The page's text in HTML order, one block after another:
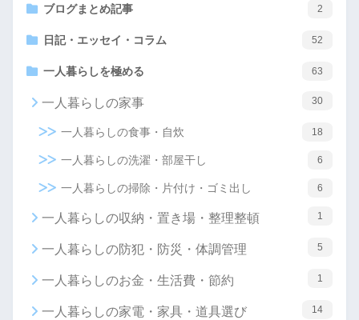
ブログまとめ記事 2
日記・エッセイ・コラム 52
一人暮らしを極める 63
一人暮らしの家事 30
一人暮らしの食事・自炊 18
一人暮らしの洗濯・部屋干し 6
一人暮らしの掃除・片付け・ゴミ出し 6
一人暮らしの収納・置き場・整理整頓 1
一人暮らしの防犯・防災・体調管理 5
一人暮らしのお金・生活費・節約 1
一人暮らしの家電・家具・道具選び 14